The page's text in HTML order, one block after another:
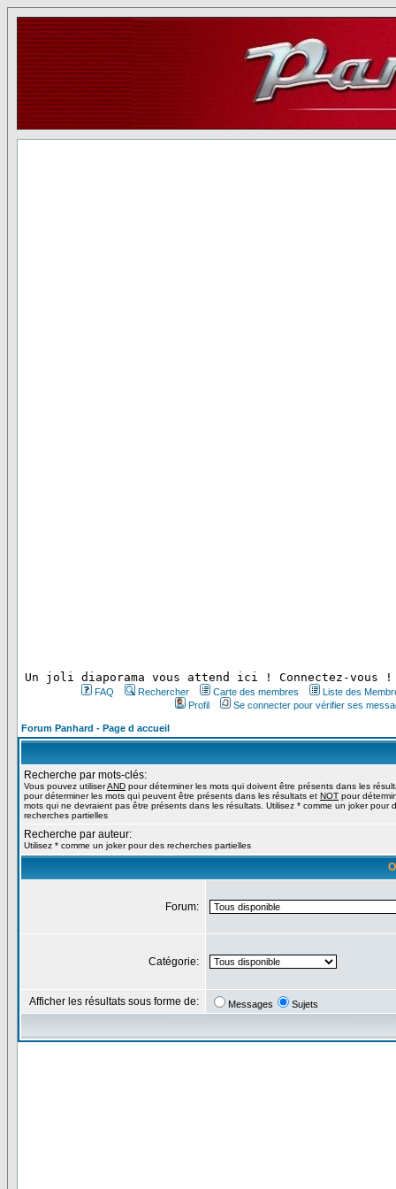
Un joli diaporama vous attend ici ! Connectez-vous !
FAQ Rechercher Carte des membres
Liste des
Profil
Se connecter pour vérifier ses
Forum Panhard - Page d accueil
Recherche par mots-clés:
Vous pouvez utiliserAND pour déterminer les mots qui doivent être présents dans les
pour déterminer les mots qui peuvent être présents dans les résultats et NOT pour
mots qui ne devraient pas être présents dans les résultats. Utilisez * comme un joker pour
recherches partielles
Recherche par auteur:
Utilisez * comme un joker pour des recherches partielles
Forum:
Catégorie:
Afficher les résultats sous forme de: Messages Sujets